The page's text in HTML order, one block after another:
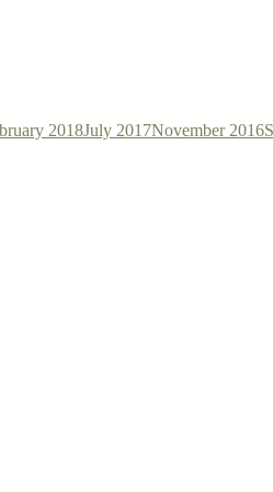
2018July 2017November 2016